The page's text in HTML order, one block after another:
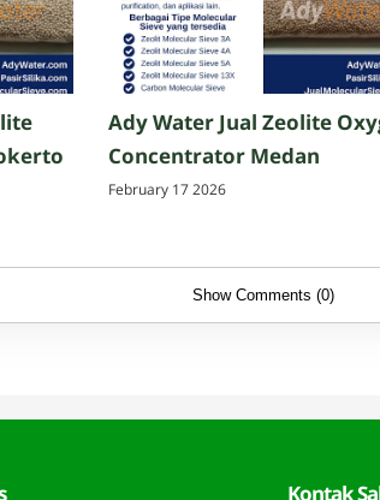
Ady Water Jual Zeolite
Concentrator Medan
February 17 2026
Show Comments (0)
Kontak